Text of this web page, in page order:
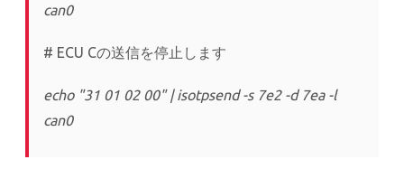
can0
# ECU Cの送信を停止します
echo "31 01 02 00" | isotpsend -s 7e2 -d 7ea -l
can0